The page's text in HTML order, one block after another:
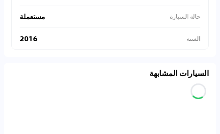
حالة السيارة مستعملة
السنة 2016
السيارات المشابهة